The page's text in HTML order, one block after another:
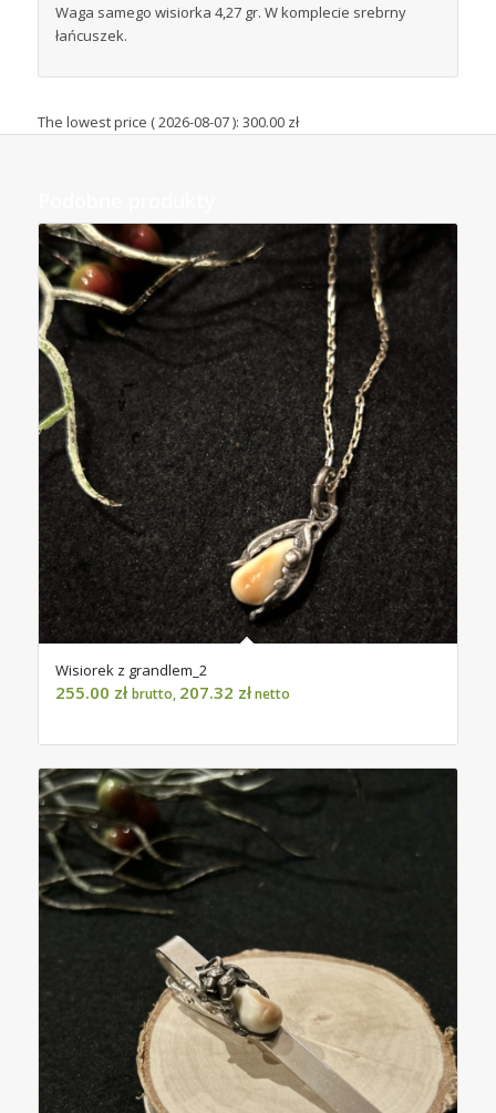
Waga samego wisiorka 4,27 gr. W komplecie srebrny
łańcuszek.
The lowest price (2026-08-07): 300.00 zł
Wisiorek z grandlem_2
255.00 zł brutto, 207.32 złnetto